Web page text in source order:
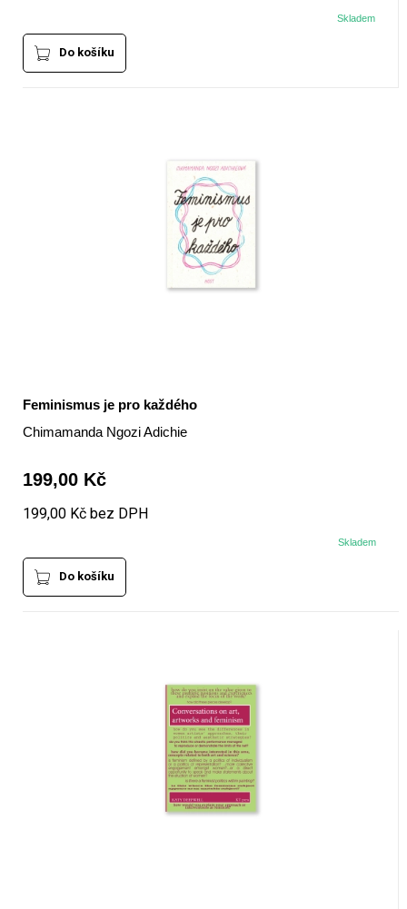
Skladem
Do košíku
Feminismus je pro každého
Chimamanda Ngozi Adichie
199,00 Kč
199,00 Kč bez DPH
Skladem
Do košíku